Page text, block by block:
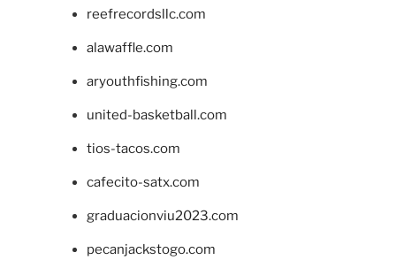
reefrecordsllc.com
alawaffle.com
aryouthfishing.com
united-basketball.com
tios-tacos.com
cafecito-satx.com
graduacionviu2023.com
pecanjackstogo.com